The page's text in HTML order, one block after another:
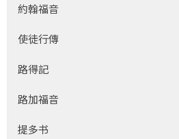
約翰福音
使徒行傳
路得記
路加福音
提多书